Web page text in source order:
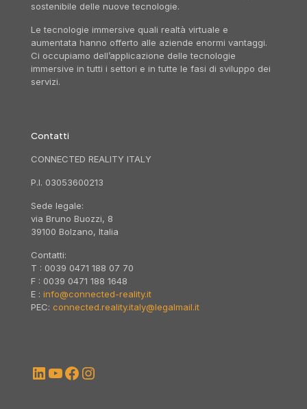
sostenibile delle nuove tecnologie.
Le tecnologie immersive quali realtà virtuale e
aumentata hanno offerto alle aziende enormi vantaggi.
Ci occupiamo dell’applicazione delle tecnologie
immersive in tutti i settori e in tutte le fasi di sviluppo dei
servizi.
Contatti
CONNECTED REALITY ITALY
P.I. 03053600213
Sede legale:
via Bruno Buozzi, 8
39100 Bolzano, Italia
Contatti:
T : 0039 0471 188 07 70
F : 0039 0471 188 1648
E : info@connected-reality.it
PEC: connected.reality.italy@legalmail.it
LinkedIn
YouTube
Facebook
Instagram